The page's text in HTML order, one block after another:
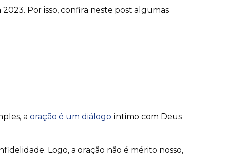
Por isso, confira neste post algumas
a oração é um diálogo íntimo com Deus
Logo, a oração não é mérito nosso,